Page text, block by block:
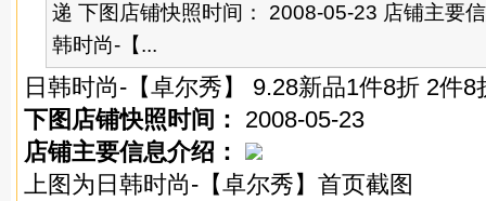
递 下图店铺快照时间： 2008-05-23 店铺主要
韩时尚-【...
日韩时尚-【卓尔秀】 9.28新品1件8折 2件8
下图店铺快照时间： 2008-05-23
店铺主要信息介绍：
上图为日韩时尚-【卓尔秀】首页截图